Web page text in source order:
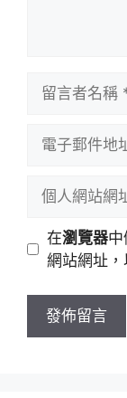
址
站
址
在瀏覽器中
網站網址，